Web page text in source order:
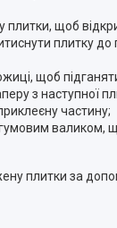
плитки, щоб
плитку
щоб
з
частину;
плитки за